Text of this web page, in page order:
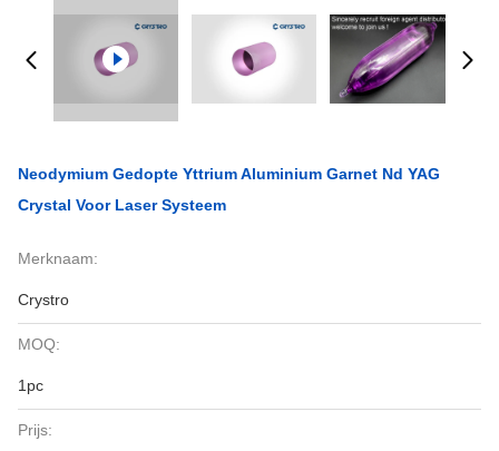
Neodymium Gedopte Yttrium Aluminium Garnet Nd YAG
Crystal Voor Laser Systeem
Merknaam:
Crystro
MOQ:
1pc
Prijs: